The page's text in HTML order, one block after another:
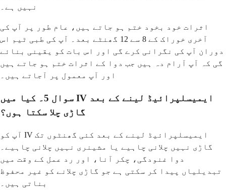
نہیں ہے۔
اثرات خود بخود ختم ہو جاتے ہیں، عام طور پر آپ کی
آخری خوراک کے 8 سے 12 گھنٹے بعد۔ آپ کی طبی ٹیم اس
دوران آپ کی نگرانی کرے گی اور اس بات کو یقینی بنائے
گی کہ آپ آرام دہ ہیں جب دوا کے اثرات ختم ہو جاتے ہیں
اور آپ معمول پر آجاتے ہیں۔
سوال 5۔ کیا میں IV ایمیسلپرائیڈ لینے کے بعد
گاڑی چلا سکتا ہوں؟
آپ کو IV ایمیسلپرائیڈ لینے کے بعد کئی گھنٹوں تک
گاڑی نہیں چلانی چاہیے یا مشینری نہیں چلانی چاہیے۔
دوا غنودگی، چکر آنا، اور رد عمل کے وقت میں
تبدیلیاں پیدا کر سکتی ہے جو گاڑی چلانے کو غیر محفوظ
بناتی ہیں۔